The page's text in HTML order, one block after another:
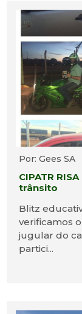
Por: Gees SA
CIPATR
trânsito
Blitz
verificamos
jugular do
partici...